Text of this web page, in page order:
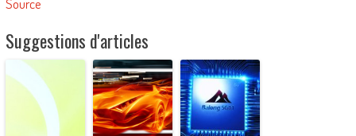
Source
Suggestions d'articles